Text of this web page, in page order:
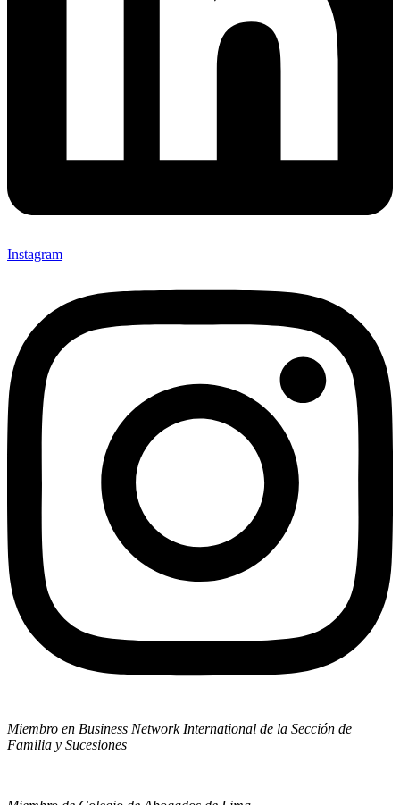
Instagram
Miembro en Business Network International de la Sección de
Familia y Sucesiones